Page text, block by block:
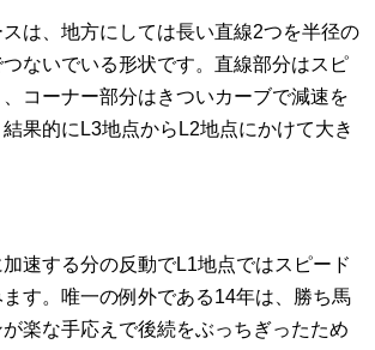
は、地方にしては長い直線2つを半径の
ないでいる形状です。直線部分はスピ
コーナー部分はきついカーブで減速を
果的にL3地点からL2地点にかけて大き
速する分の反動でL1地点ではスピード
す。唯一の例外である14年は、勝ち馬
楽な手応えで後続をぶっちぎったため